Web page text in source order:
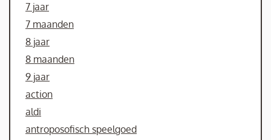
7 jaar
7 maanden
8 jaar
8 maanden
9 jaar
action
aldi
antroposofisch speelgoed